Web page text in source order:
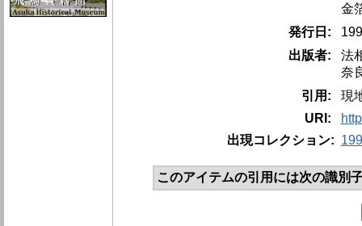
金
発行日:
出版者:
法
奈
引用:
現
URI:
出現コレクション:
このアイテムの引用には次の識別